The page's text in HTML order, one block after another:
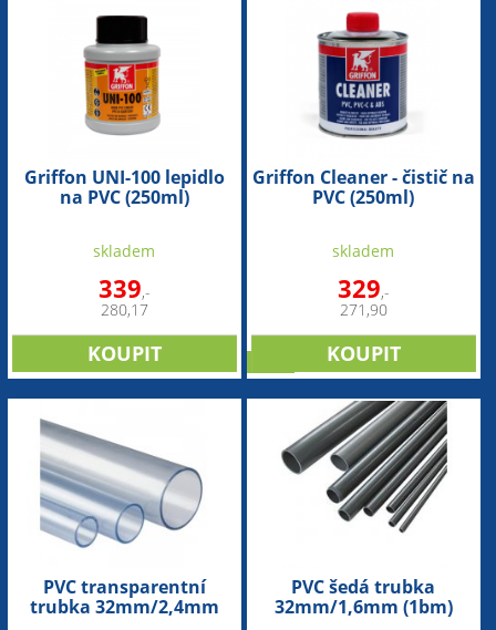
Griffon UNI-100 lepidlo
na PVC (250ml)
skladem
339,-
280,17
Griffon Cleaner - čistič na
PVC (250ml)
skladem
329,-
271,90
PVC transparentní
trubka 32mm/2,4mm
PVC šedá trubka
32mm/1,6mm (1bm)